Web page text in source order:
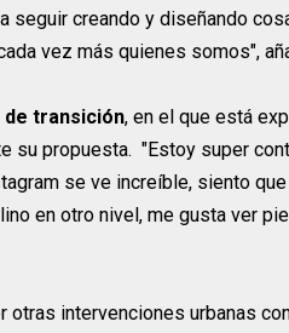
seguir creando y diseñando
vez más quienes somos",
de transición, en el que está
su propuesta. "Estoy super
se ve increíble, siento
en otro nivel, me gusta ver
otras intervenciones urbanas